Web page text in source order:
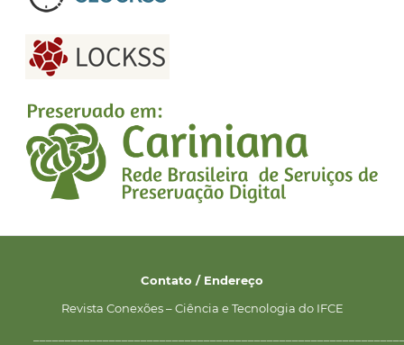
Contato / Endereço
Revista Conexões – Ciência e Tecnologia do IFCE